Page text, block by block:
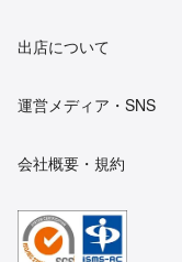
出店について
運営メディア・SNS
会社概要・規約